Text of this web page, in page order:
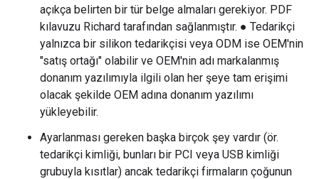
açıkça belirten bir tür belge almaları gerekiyor. PDF
kılavuzu Richard tarafından sağlanmıştır. ● Tedarikçi
yalnızca bir silikon tedarikçisi veya ODM ise OEM'nin
"satış ortağı" olabilir ve OEM'nin adı markalanmış
donanım yazılımıyla ilgili olan her şeye tam erişimi
olacak şekilde OEM adına donanım yazılımı
yükleyebilir.
Ayarlanması gereken başka birçok şey vardır (ör.
tedarikçi kimliği, bunları bir PCI veya USB kimliği
grubuyla kısıtlar) ancak tedarikçi firmaların çoğunun